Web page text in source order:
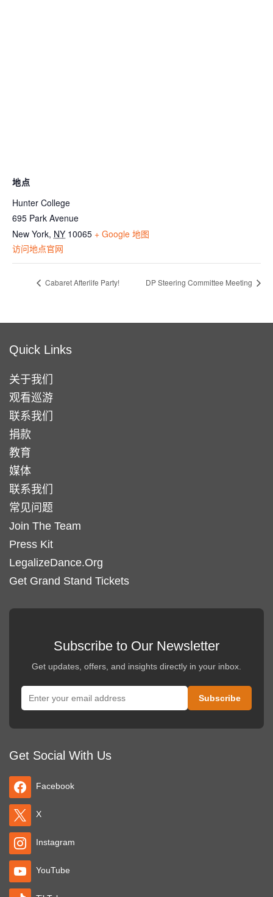
地点
Hunter College
695 Park Avenue
New York, NY 10065 + Google 地图
访问地点官网
Cabaret Afterlife Party! DP Steering Committee Meeting
Quick Links
关于我们
观看巡游
联系我们
捐款
教育
媒体
联系我们
常见问题
Join The Team
Press Kit
LegalizeDance.Org
Get Grand Stand Tickets
Subscribe to Our Newsletter
Get updates, offers, and insights directly in your inbox.
Get Social With Us
Facebook
X
Instagram
YouTube